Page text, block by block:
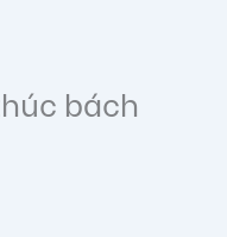
bách